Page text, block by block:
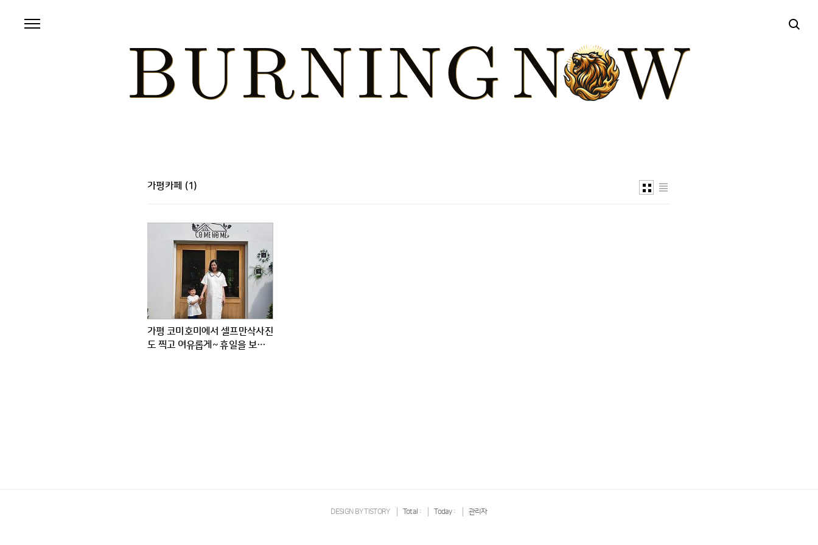
가평카페 (1)
가평 코미호미에서 셀프만삭사진
도 찍고 여유롭게~ 휴일을 보냈
DESIGN BYTISTORY Total : Today : 관리자